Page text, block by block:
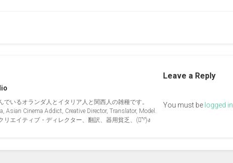
でいるオランダ人とイタリア人と関西人の雑種です。
Asian Cinema Addict, Creative Director, Translator, Model.
リエイティブ・ディレクター、翻訳、器用貧乏、(ง︡'-'︠)ง
Leave a Reply
You must be logged in